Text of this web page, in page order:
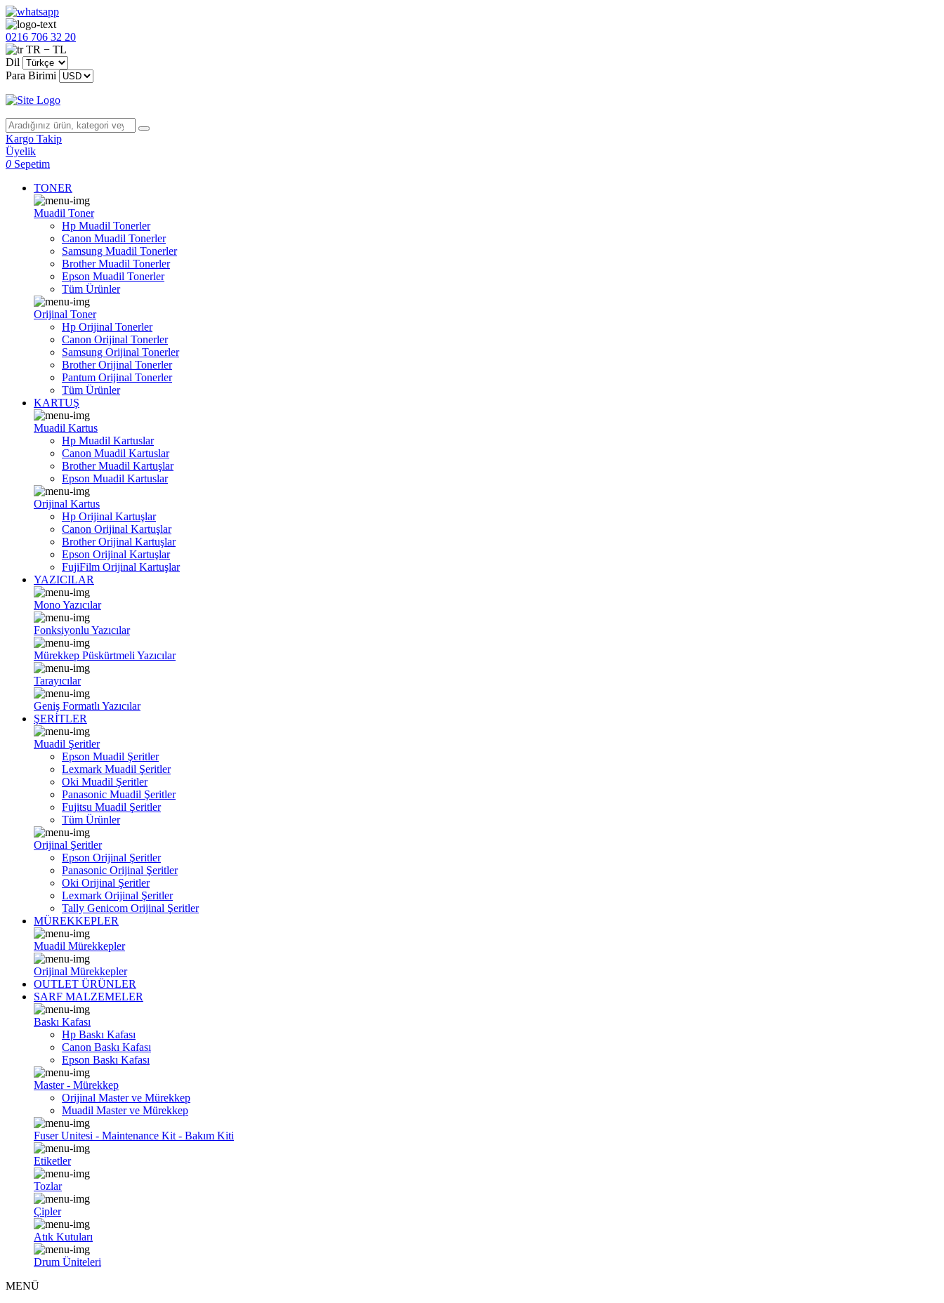
0216 706 32 20
TR − TL
Dil
Para Birimi
Kargo Takip
Üyelik
0 Sepetim
TONER
Muadil Toner
Hp Muadil Tonerler
Canon Muadil Tonerler
Samsung Muadil Tonerler
Brother Muadil Tonerler
Epson Muadil Tonerler
Tüm Ürünler
Orijinal Toner
Hp Orijinal Tonerler
Canon Orijinal Tonerler
Samsung Orijinal Tonerler
Brother Orijinal Tonerler
Pantum Orijinal Tonerler
Tüm Ürünler
KARTUŞ
Muadil Kartus
Hp Muadil Kartuslar
Canon Muadil Kartuslar
Brother Muadil Kartuşlar
Epson Muadil Kartuslar
Orijinal Kartus
Hp Orijinal Kartuşlar
Canon Orijinal Kartuşlar
Brother Orijinal Kartuşlar
Epson Orijinal Kartuşlar
FujiFilm Orijinal Kartuşlar
YAZICILAR
Mono Yazıcılar
Fonksiyonlu Yazıcılar
Mürekkep Püskürtmeli Yazıcılar
Tarayıcılar
Geniş Formatlı Yazıcılar
ŞERİTLER
Muadil Şeritler
Epson Muadil Şeritler
Lexmark Muadil Şeritler
Oki Muadil Şeritler
Panasonic Muadil Şeritler
Fujitsu Muadil Şeritler
Tüm Ürünler
Orijinal Şeritler
Epson Orijinal Şeritler
Panasonic Orijinal Şeritler
Oki Orijinal Şeritler
Lexmark Orijinal Şeritler
Tally Genicom Orijinal Şeritler
MÜREKKEPLER
Muadil Mürekkepler
Orijinal Mürekkepler
OUTLET ÜRÜNLER
SARF MALZEMELER
Baskı Kafası
Hp Baskı Kafası
Canon Baskı Kafası
Epson Baskı Kafası
Master - Mürekkep
Orijinal Master ve Mürekkep
Muadil Master ve Mürekkep
Fuser Unitesi - Maintenance Kit - Bakım Kiti
Etiketler
Tozlar
Çipler
Atık Kutuları
Drum Üniteleri
MENÜ